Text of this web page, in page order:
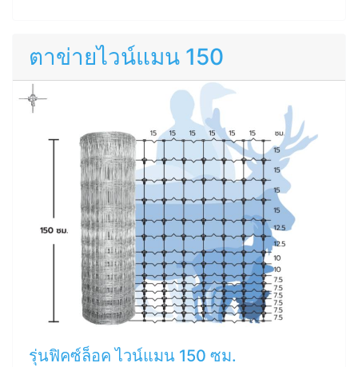
ตาข่ายไวน์แมน 150
รุ่นฟิคซ์ล็อค ไวน์แมน 150 ซม.